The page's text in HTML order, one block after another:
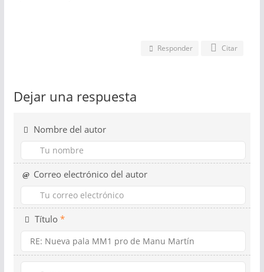
Responder Citar
Dejar una respuesta
Nombre del autor
Correo electrónico del autor
Título *